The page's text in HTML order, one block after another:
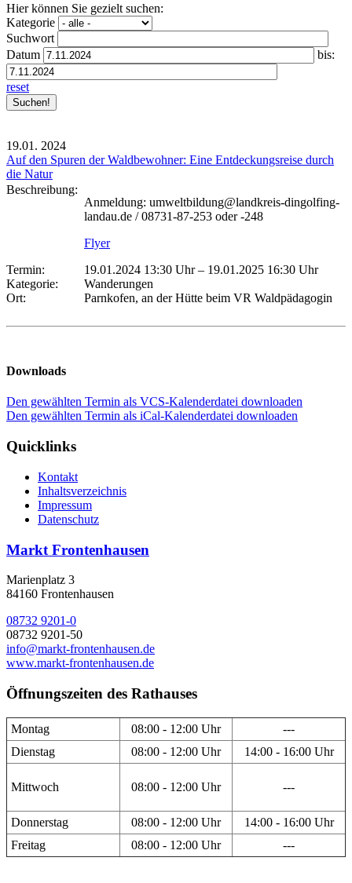
Hier können Sie gezielt suchen:
Kategorie
Suchwort
Datum
bis:
reset
19.01. 2024
Auf den Spuren der Waldbewohner: Eine Entdeckungsreise durch
die Natur
Beschreibung:
Anmeldung: umweltbildung@landkreis-dingolfing-
landau.de / 08731-87-253 oder -248
Flyer
Termin:
19.01.2024 13:30 Uhr– 19.01.2025 16:30 Uhr
Kategorie:
Wanderungen
Ort:
Parnkofen, an der Hütte beim VR Waldpädagogin
Downloads
Den gewählten Termin als VCS-Kalenderdatei downloaden
Den gewählten Termin als iCal-Kalenderdatei downloaden
Quicklinks
Kontakt
Inhaltsverzeichnis
Impressum
Datenschutz
Markt Frontenhausen
Marienplatz 3
84160 Frontenhausen
08732 9201-0
08732 9201-50
info@markt-frontenhausen.de
www.markt-frontenhausen.de
Öffnungszeiten des Rathauses
Montag 08:00 - 12:00 Uhr
---
Dienstag
08:00 - 12:00 Uhr 14:00 - 16:00 Uhr
Mittwoch 08:00 - 12:00 Uhr ---
Donnerstag 08:00 - 12:00 Uhr
14:00 - 16:00 Uhr
Freitag
08:00 - 12:00 Uhr ---